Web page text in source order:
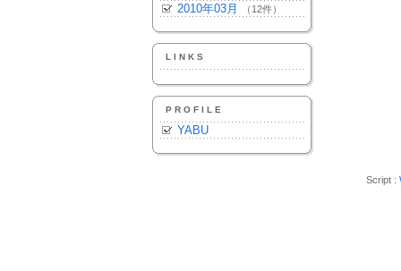
2010年03月 （12件）
LINKS
PROFILE
YABU
Script :